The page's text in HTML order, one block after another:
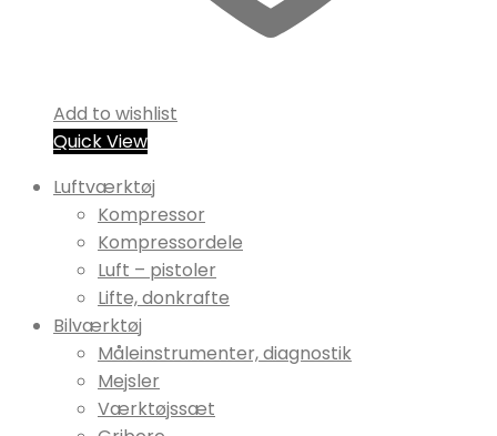
Add to wishlist
Quick View
Luftværktøj
Kompressor
Kompressordele
Luft – pistoler
Lifte, donkrafte
Bilværktøj
Måleinstrumenter, diagnostik
Mejsler
Værktøjssæt